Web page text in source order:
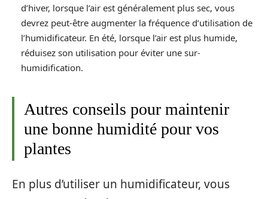
d’hiver, lorsque l’air est généralement plus sec, vous
devrez peut-être augmenter la fréquence d’utilisation de
l’humidificateur. En été, lorsque l’air est plus humide,
réduisez son utilisation pour éviter une sur-
humidification.
Autres conseils pour maintenir
une bonne humidité pour vos
plantes
En plus d’utiliser un humidificateur, vous